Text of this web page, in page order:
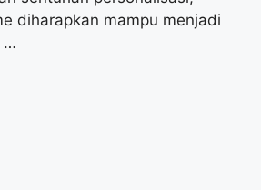
diharapkan mampu menjadi
…